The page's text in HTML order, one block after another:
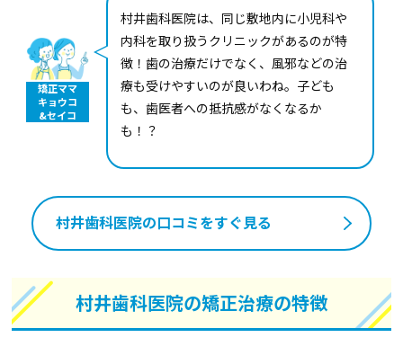
矯正ママ
キョウコ
&セイコ
村井歯科医院は、同じ敷地内に小児科や
内科を取り扱うクリニックがあるのが特
徴！歯の治療だけでなく、風邪などの治
療も受けやすいのが良いわね。子ども
も、歯医者への抵抗感がなくなるか
も！？
村井歯科医院の口コミをすぐ見る
村井歯科医院の矯正治療の特徴